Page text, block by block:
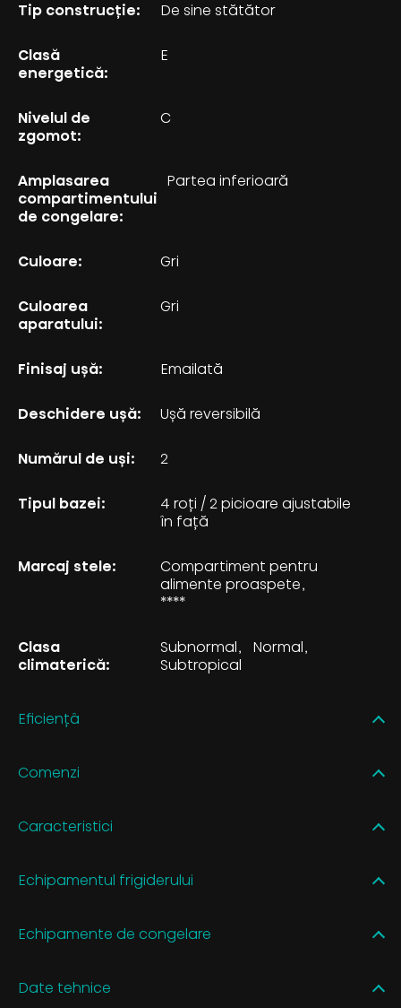
Tip construcţie: De sine stătător
Clasă
energetică:
E
Nivelul de
zgomot:
C
Amplasarea
compartimentului
de congelare:
Partea inferioară
Culoare: Gri
Culoarea
aparatului:
Gri
Finisaj ușă: Emailată
Deschidere uşă: Ușă reversibilă
Numărul de uși: 2
Tipul bazei:
4 roți / 2 picioare ajustabile
în față
Marcaj stele:
Compartiment pentru
alimente proaspete
****
Clasa
climaterică:
Subnormal
Normal
Subtropical
Eficiențâ
Comenzi
Caracteristici
Echipamentul frigiderului
Echipamente de congelare
Date tehnice